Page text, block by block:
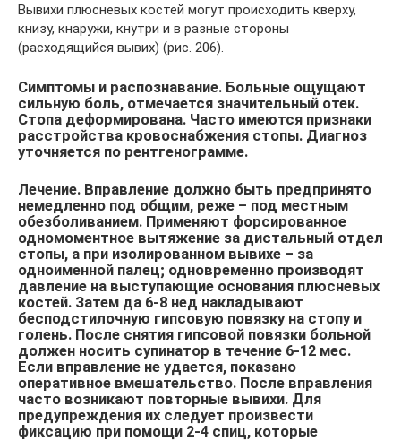
Вывихи плюсневых костей могут происходить кверху,
книзу, кнаружи, кнутри и в разные стороны
(расходящийся вывих) (рис. 206).
Симптомы и распознавание. Больные ощущают
сильную боль, отмечается значительный отек.
Стопа деформирована. Часто имеются признаки
расстройства кровоснабжения стопы. Диагноз
уточняется по рентгенограмме.
Лечение. Вправление должно быть предпринято
немедленно под общим, реже – под местным
обезболиванием. Применяют форсированное
одномоментное вытяжение за дистальный отдел
стопы, а при изолированном вывихе – за
одноименной палец; одновременно производят
давление на выступающие основания плюсневых
костей. Затем да 6-8 нед накладывают
бесподстилочную гипсовую повязку на стопу и
голень. После снятия гипсовой повязки больной
должен носить супинатор в течение 6-12 мес.
Если вправление не удается, показано
оперативное вмешательство. После вправления
часто возникают повторные вывихи. Для
предупреждения их следует произвести
фиксацию при помощи 2-4 спиц, которые